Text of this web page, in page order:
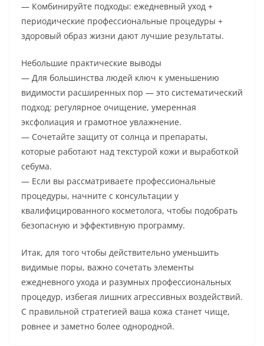
— Комбинируйте подходы: ежедневный уход +
периодические профессиональные процедуры +
здоровый образ жизни дают лучшие результаты.
Небольшие практические выводы
— Для большинства людей ключ к уменьшению
видимости расширенных пор — это систематический
подход: регулярное очищение, умеренная
эксфолиация и грамотное увлажнение.
— Сочетайте защиту от солнца и препараты,
которые работают над текстурой кожи и выработкой
себума.
— Если вы рассматриваете профессиональные
процедуры, начните с консультации у
квалифицированного косметолога, чтобы подобрать
безопасную и эффективную программу.
Итак, для того чтобы действительно уменьшить
видимые поры, важно сочетать элементы
ежедневного ухода и разумных профессиональных
процедур, избегая лишних агрессивных воздействий.
С правильной стратегией ваша кожа станет чище,
ровнее и заметно более однородной.